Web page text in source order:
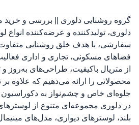
گروه روشنایی دلوری || بررسی و خرید
دلوری، تولیدکننده و عرضه‌کننده
سفارشی، با هدف خلق روشنایی متفاوت
فضاهای مسکونی، تجاری و اداری
از متریال باکیفیت، طراحی‌های به‌روز
محصولاتی را ارائه می‌دهیم که علاوه
جلوه‌ای خاص و چشم‌نواز به
در دلوری مجموعه‌ای متنوع از
بلند، لوسترهای دیواری، مدل‌های